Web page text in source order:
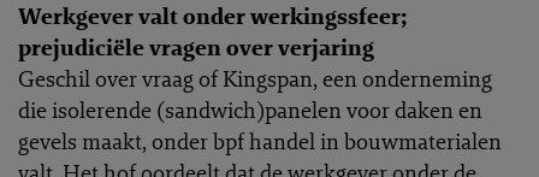
Werkgever valt onder werkingssfeer;
prejudiciële vragen over verjaring
Geschil over vraag of Kingspan, een onderneming
die isolerende (sandwich)panelen voor daken en
gevels maakt, onder bpf handel in bouwmaterialen